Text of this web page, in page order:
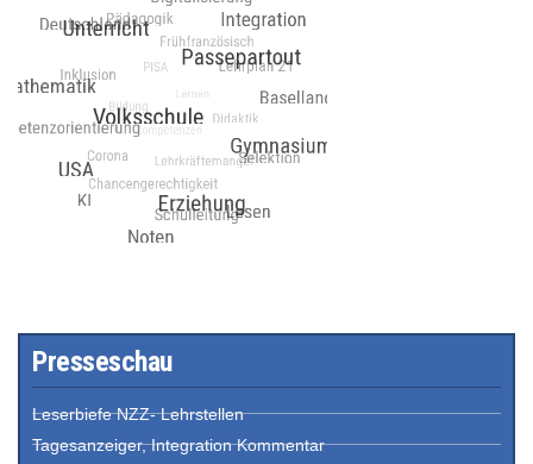
Presseschau
Leserbiefe NZZ- Lehrstellen
Tagesanzeiger, Integration Kommentar